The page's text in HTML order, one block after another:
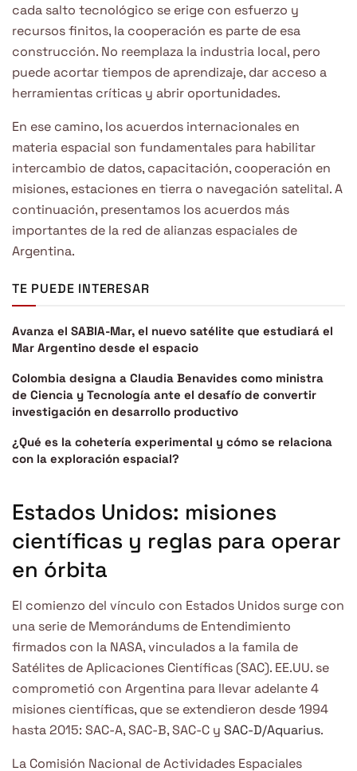
cada salto tecnológico se erige con esfuerzo y
recursos finitos, la cooperación es parte de esa
construcción. No reemplaza la industria local, pero
puede acortar tiempos de aprendizaje, dar acceso a
herramientas críticas y abrir oportunidades.
En ese camino, los acuerdos internacionales en
materia espacial son fundamentales para habilitar
intercambio de datos, capacitación, cooperación en
misiones, estaciones en tierra o navegación satelital. A
continuación, presentamos los acuerdos más
importantes de la red de alianzas espaciales de
Argentina.
TE PUEDE INTERESAR
Avanza el SABIA-Mar, el nuevo satélite que estudiará el
Mar Argentino desde el espacio
Colombia designa a Claudia Benavides como ministra
de Ciencia y Tecnología ante el desafío de convertir
investigación en desarrollo productivo
¿Qué es la cohetería experimental y cómo se relaciona
con la exploración espacial?
Estados Unidos: misiones
científicas y reglas para operar
en órbita
El comienzo del vínculo con Estados Unidos surge con
una serie de Memorándums de Entendimiento
firmados con la NASA, vinculados a la famila de
Satélites de Aplicaciones Científicas (SAC). EE.UU. se
comprometió con Argentina para llevar adelante 4
misiones científicas, que se extendieron desde 1994
hasta 2015: SAC-A, SAC-B, SAC-C y SAC-D/Aquarius.
La Comisión Nacional de Actividades Espaciales